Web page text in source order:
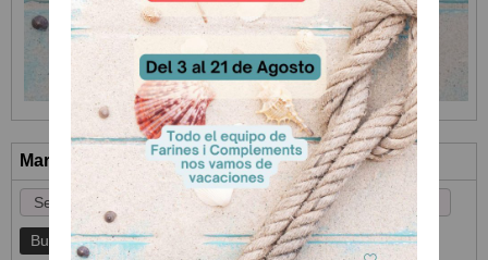
Marcas